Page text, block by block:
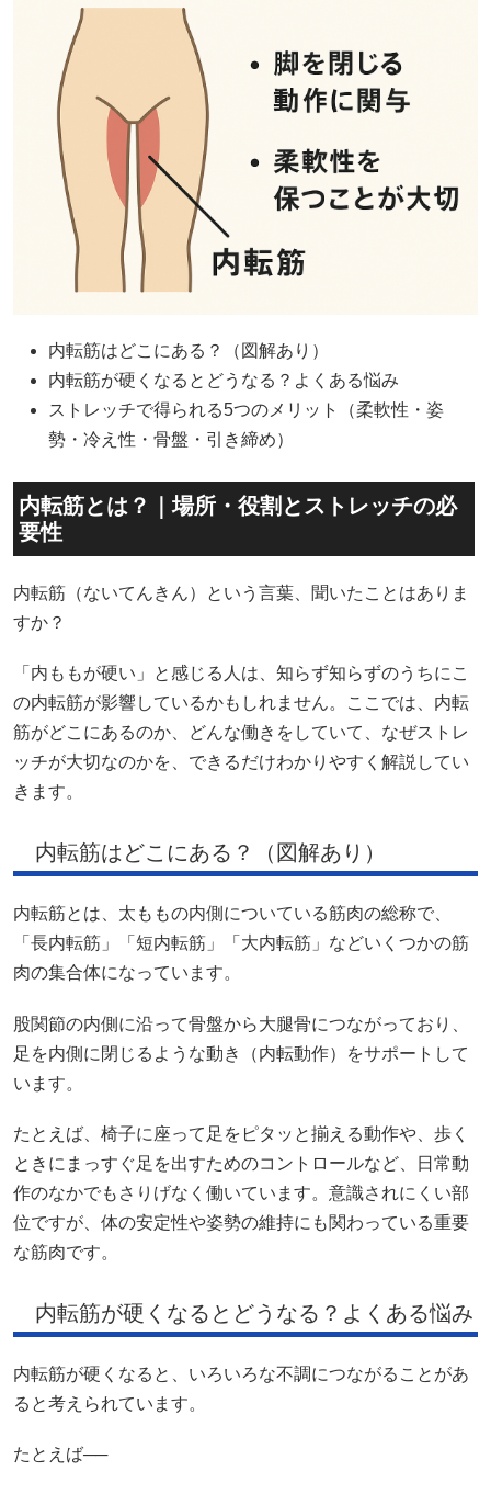
内転筋はどこにある？（図解あり）
内転筋が硬くなるとどうなる？よくある悩み
ストレッチで得られる5つのメリット（柔軟性・姿
勢・冷え性・骨盤・引き締め）
内転筋とは？｜場所・役割とストレッチの必
要性
内転筋（ないてんきん）という言葉、聞いたことはありま
すか？
「内ももが硬い」と感じる人は、知らず知らずのうちにこ
の内転筋が影響しているかもしれません。ここでは、内転
筋がどこにあるのか、どんな働きをしていて、なぜストレ
ッチが大切なのかを、できるだけわかりやすく解説してい
きます。
内転筋はどこにある？（図解あり）
内転筋とは、太ももの内側についている筋肉の総称で、
「長内転筋」「短内転筋」「大内転筋」などいくつかの筋
肉の集合体になっています。
股関節の内側に沿って骨盤から大腿骨につながっており、
足を内側に閉じるような動き（内転動作）をサポートして
います。
たとえば、椅子に座って足をピタッと揃える動作や、歩く
ときにまっすぐ足を出すためのコントロールなど、日常動
作のなかでもさりげなく働いています。意識されにくい部
位ですが、体の安定性や姿勢の維持にも関わっている重要
な筋肉です。
内転筋が硬くなるとどうなる？よくある悩み
内転筋が硬くなると、いろいろな不調につながることがあ
ると考えられています。
たとえば──